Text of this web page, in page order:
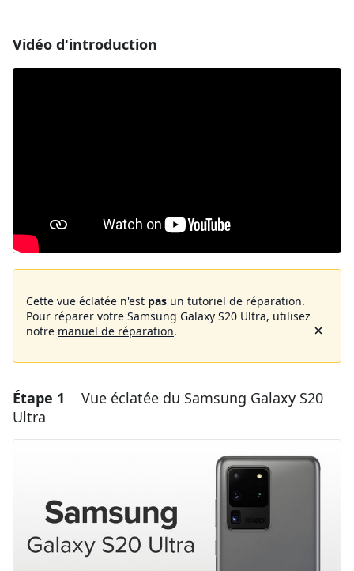
Vidéo d'introduction
Cette vue éclatée n'est pas un tutoriel de réparation.
Pour réparer votre Samsung Galaxy S20 Ultra, utilisez
notre manuel de réparation.
Étape 1
Vue éclatée du Samsung Galaxy S20
Ultra